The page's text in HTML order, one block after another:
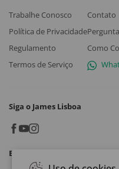
Trabalhe Conosco
Política de Privacidade
Regulamento
Termos de Serviço
Contato
Como
Siga o James Lisboa
Baixe o App